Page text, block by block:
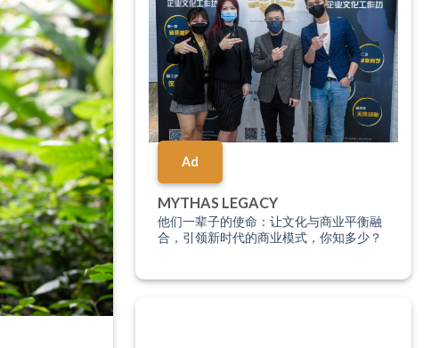
Ad
MYTHAS LEGACY
他们一辈子的使命：让文化与商业平衡融
合，引领新时代的商业模式，你知多少？